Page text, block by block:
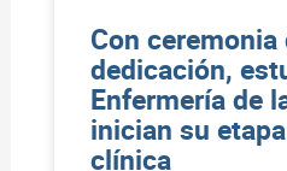
Con ceremonia
dedicación,
Enfermería de
inician su
clínica